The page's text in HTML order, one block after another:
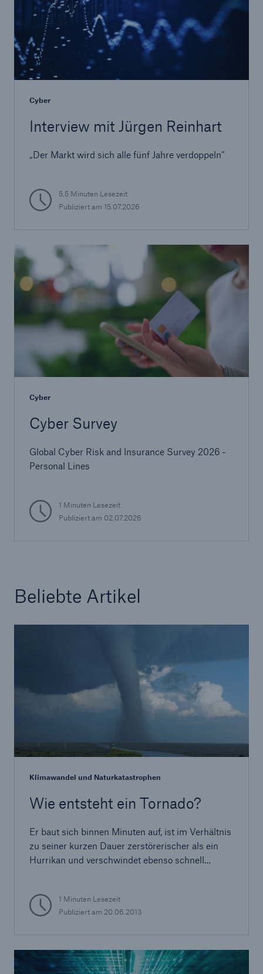
Cyber
Interview mit Jürgen Reinhart
„Der Markt wird sich alle fünf Jahre verdoppeln“
5,5 Minuten Lesezeit
Publiziert am 15.07.2026
Cyber
Cyber Survey
Global Cyber Risk and Insurance Survey 2026 -
Personal Lines
1 Minuten Lesezeit
Publiziert am 02.07.2026
Beliebte Artikel
Klimawandel und Naturkatastrophen
Wie entsteht ein Tornado?
Er baut sich binnen Minuten auf, ist im Verhältnis
zu seiner kurzen Dauer zerstörerischer als ein
Hurrikan und verschwindet ebenso schnell
1 Minuten Lesezeit
Publiziert am 20.06.2013
Rückversicherung Leben/Gesundheit
Cyber-Lösungen von Munich Re
Home
Insights
Unternehmen